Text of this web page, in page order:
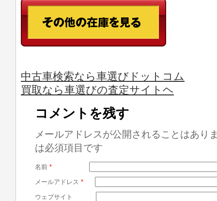
中古車検索なら車選びドットコム
買取なら車選びの査定サイトヘ
コメントを残す
メールアドレスが公開されることはあり
は必須項目です
名前 *
メールアドレス *
ウェブサイト